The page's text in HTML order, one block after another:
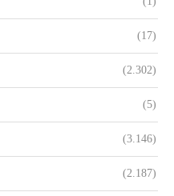
(17)
(2.302)
(5)
(3.146)
(2.187)